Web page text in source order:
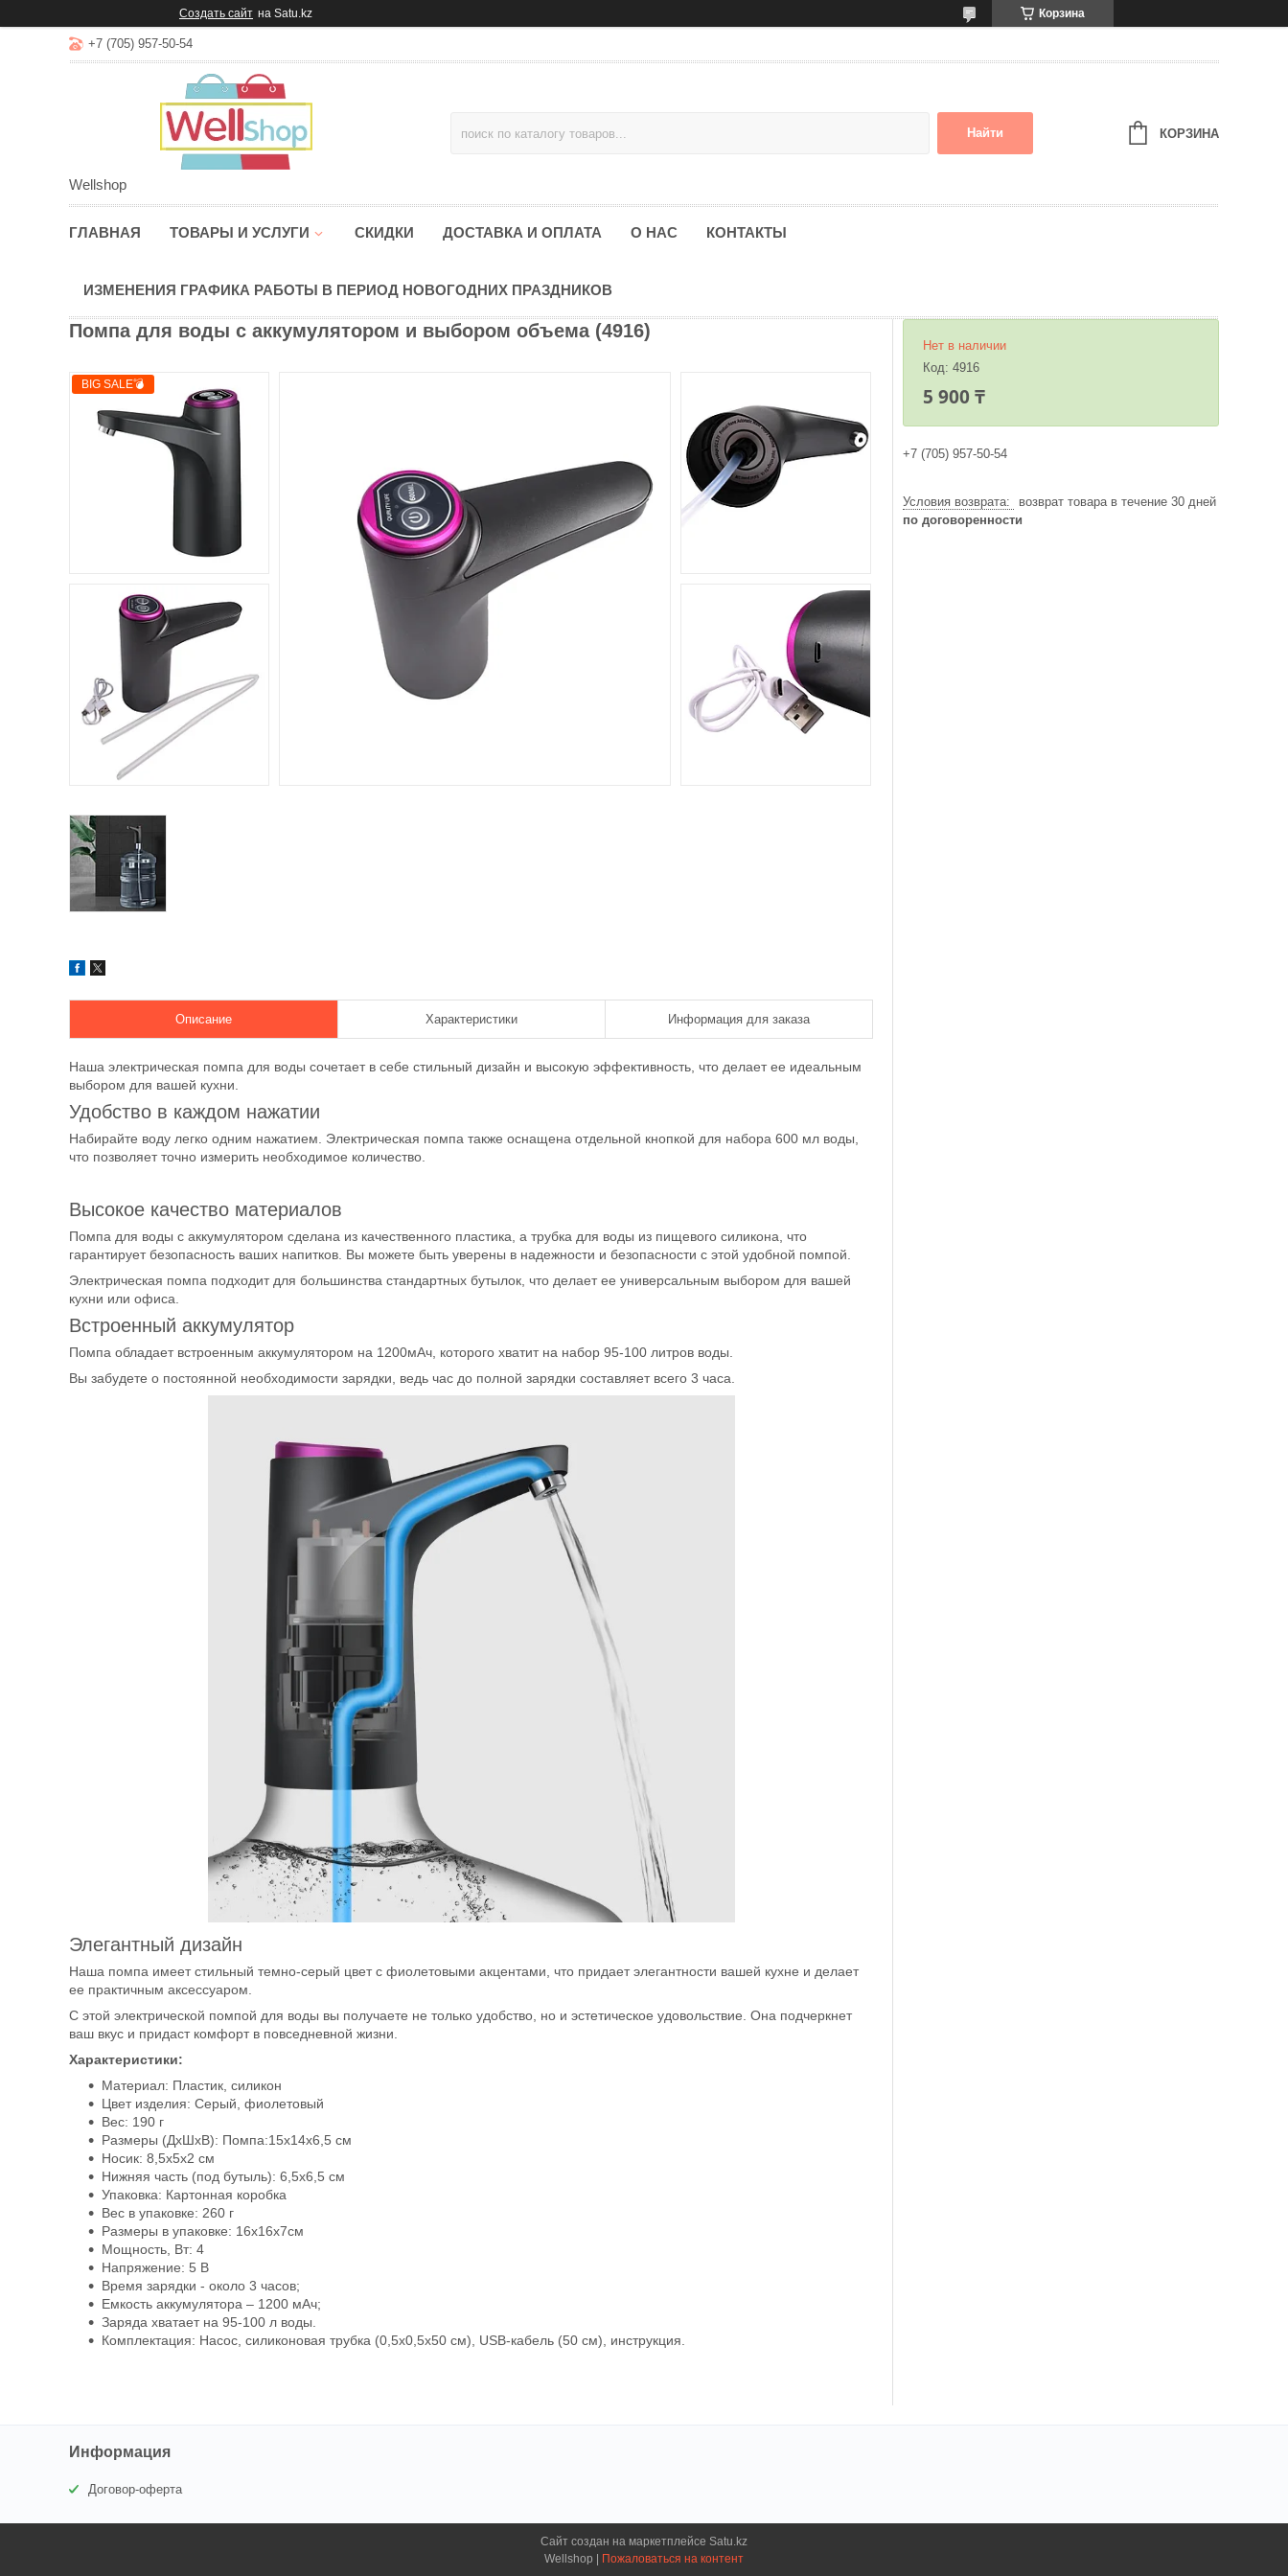
Создать сайт на Satu.kz Корзина
+7 (705) 957-50-54
Wellshop
Найти КОРЗИНА
ГЛАВНАЯ ТОВАРЫ И УСЛУГИ СКИДКИ ДОСТАВКА И ОПЛАТА О НАС КОНТАКТЫ
ИЗМЕНЕНИЯ ГРАФИКА РАБОТЫ В ПЕРИОД НОВОГОДНИХ ПРАЗДНИКОВ
Помпа для воды с аккумулятором и выбором объема (4916)
BIG SALE💣
Описание Характеристики Информация для заказа
Наша электрическая помпа для воды сочетает в себе стильный дизайн и высокую эффективность, что делает ее идеальным
выбором для вашей кухни.
Удобство в каждом нажатии
Набирайте воду легко одним нажатием. Электрическая помпа также оснащена отдельной кнопкой для набора 600 мл воды,
что позволяет точно измерить необходимое количество.
Высокое качество материалов
Помпа для воды с аккумулятором сделана из качественного пластика, а трубка для воды из пищевого силикона, что
гарантирует безопасность ваших напитков. Вы можете быть уверены в надежности и безопасности с этой удобной помпой.
Электрическая помпа подходит для большинства стандартных бутылок, что делает ее универсальным выбором для вашей
кухни или офиса.
Встроенный аккумулятор
Помпа обладает встроенным аккумулятором на 1200мАч, которого хватит на набор 95-100 литров воды.
Вы забудете о постоянной необходимости зарядки, ведь час до полной зарядки составляет всего 3 часа.
Элегантный дизайн
Наша помпа имеет стильный темно-серый цвет с фиолетовыми акцентами, что придает элегантности вашей кухне и делает
ее практичным аксессуаром.
С этой электрической помпой для воды вы получаете не только удобство, но и эстетическое удовольствие. Она подчеркнет
ваш вкус и придаст комфорт в повседневной жизни.
Характеристики:
Материал: Пластик, силикон
Цвет изделия: Серый, фиолетовый
Вес: 190 г
Размеры (ДхШхВ): Помпа:15х14х6,5 см
Носик: 8,5х5х2 см
Нижняя часть (под бутыль): 6,5х6,5 см
Упаковка: Картонная коробка
Вес в упаковке: 260 г
Размеры в упаковке: 16х16х7см
Мощность, Вт: 4
Напряжение: 5 В
Время зарядки - около 3 часов;
Емкость аккумулятора – 1200 мАч;
Заряда хватает на 95-100 л воды.
Комплектация: Насос, силиконовая трубка (0,5х0,5x50 см), USB-кабель (50 см), инструкция.
Нет в наличии
Код: 4916
5 900 ₸
+7 (705) 957-50-54
возврат товара в течение 30 дней
по договоренности
Информация
Договор-оферта
Сайт создан на маркетплейсе Satu.kz
Пожаловаться на контент